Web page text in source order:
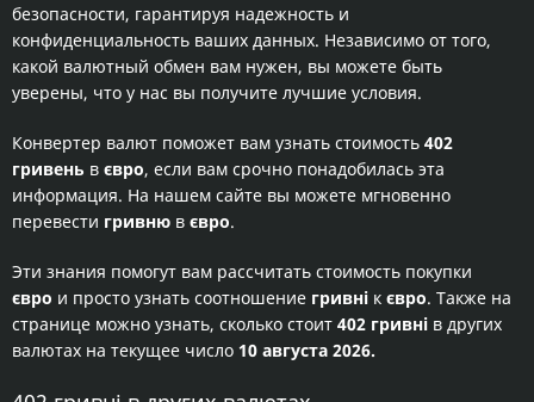
безопасности, гарантируя надежность и
конфиденциальность ваших данных. Независимо от того,
какой валютный обмен вам нужен, вы можете быть
уверены, что у нас вы получите лучшие условия.
Конвертер валют поможет вам узнать стоимость 402
гривень в євро, если вам срочно понадобилась эта
информация. На нашем сайте вы можете мгновенно
перевести гривню в євро.
Эти знания помогут вам рассчитать стоимость покупки
євро и просто узнать соотношение гривні к євро. Также на
странице можно узнать, сколько стоит 402 гривні в других
валютах на текущее число 10 августа 2026.